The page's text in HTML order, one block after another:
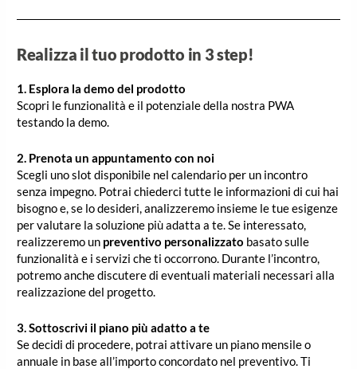
Realizza il tuo prodotto in 3 step!
1. Esplora la demo del prodotto
Scopri le funzionalità e il potenziale della nostra PWA
testando la demo.
2. Prenota un appuntamento con noi
Scegli uno slot disponibile nel calendario per un incontro
senza impegno. Potrai chiederci tutte le informazioni di cui hai
bisogno e, se lo desideri, analizzeremo insieme le tue esigenze
per valutare la soluzione più adatta a te. Se interessato,
realizzeremo un preventivo personalizzato basato sulle
funzionalità e i servizi che ti occorrono. Durante l’incontro,
potremo anche discutere di eventuali materiali necessari alla
realizzazione del progetto.
3. Sottoscrivi il piano più adatto a te
Se decidi di procedere, potrai attivare un piano mensile o
annuale in base all’importo concordato nel preventivo. Ti